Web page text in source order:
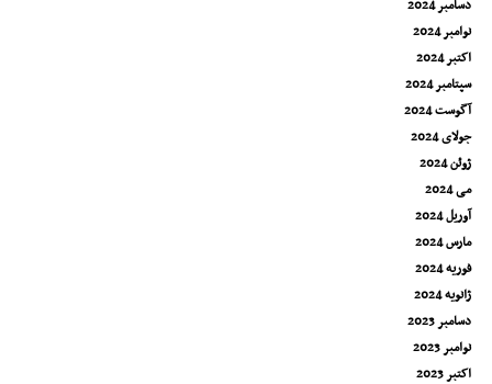
دسامبر 2024
نوامبر 2024
اکتبر 2024
سپتامبر 2024
آگوست 2024
جولای 2024
ژوئن 2024
می 2024
آوریل 2024
مارس 2024
فوریه 2024
ژانویه 2024
دسامبر 2023
نوامبر 2023
اکتبر 2023